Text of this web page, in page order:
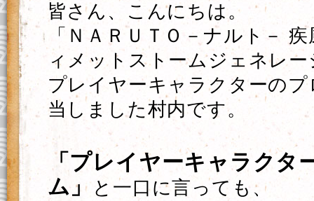
皆さん、こんにちは。
「ＮＡＲＵＴＯ－ナルト－
ィメットストームジェネレ
プレイヤーキャラクターの
当しました村内です。
「プレイヤーキャラクタ
ム」 と一口に言っても、